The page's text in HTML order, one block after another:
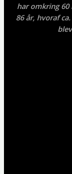
har omkring 60
86 år, hvoraf